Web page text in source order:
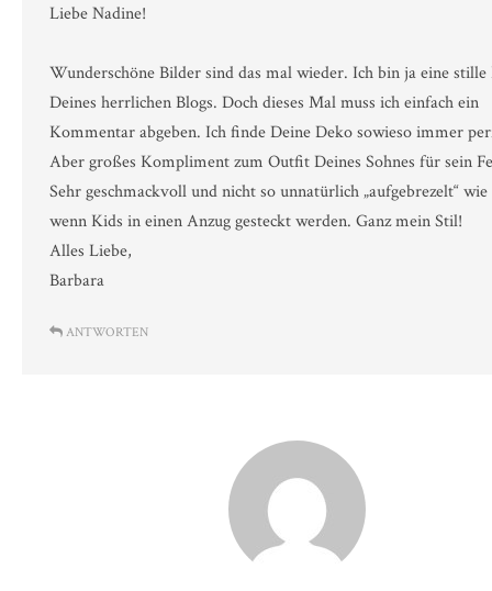
Liebe Nadine!
Wunderschöne Bilder sind das mal wieder. Ich bin ja eine stille
Deines herrlichen Blogs. Doch dieses Mal muss ich einfach ein
Kommentar abgeben. Ich finde Deine Deko sowieso immer
Aber großes Kompliment zum Outfit Deines Sohnes für sein
Sehr geschmackvoll und nicht so unnatürlich „aufgebrezelt“
wenn Kids in einen Anzug gesteckt werden. Ganz mein Stil!
Alles Liebe,
Barbara
ANTWORTEN